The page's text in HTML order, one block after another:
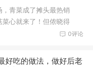
青菜成了摊头最热销
心就来了！但侬晓得
0评论
好吃的做法，做好后老